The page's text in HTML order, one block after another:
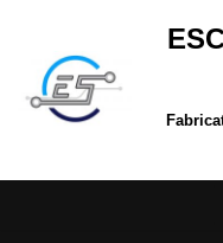
al
contenuto